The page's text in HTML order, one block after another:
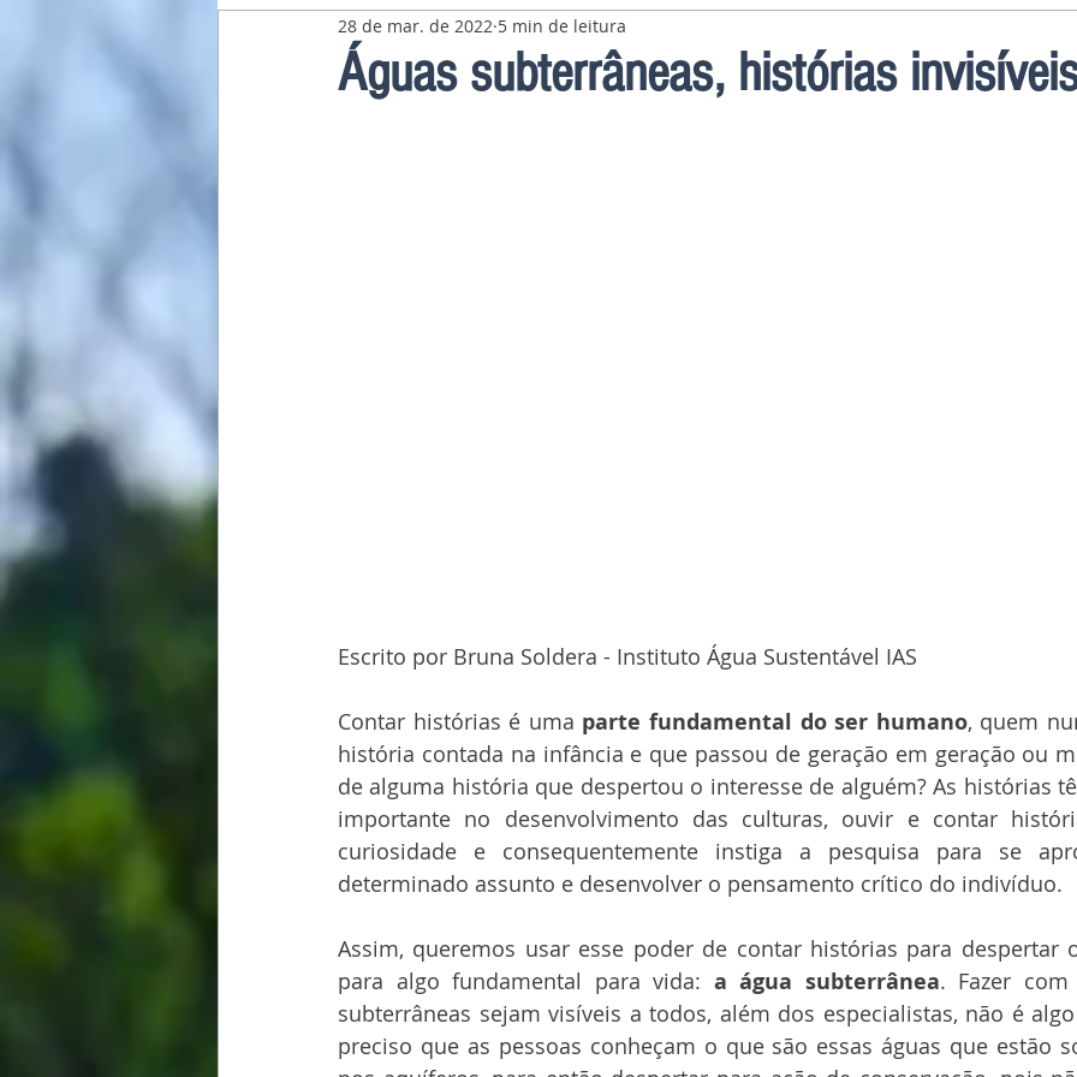
Pavilhão Latino-Americano
Águas subterrâneas, histórias
28 de mar. de 2022 5 min de leitura
Escrito por Bruna Soldera - Instituto Água Sustentável IAS
Contar histórias é uma parte fundamental do ser humano, quem
história contada na infância e que passou de geração em geração ou
de alguma história que despertou o interesse de alguém? As histórias
importante no desenvolvimento das culturas, ouvir e contar
curiosidade e consequentemente instiga a pesquisa para se
determinado assunto e desenvolver o pensamento crítico do indivíduo.
Assim, queremos usar esse poder de contar histórias para despertar
para algo fundamental para vida: a água subterrânea. Fazer
subterrâneas sejam visíveis a todos, além dos especialistas, não é
preciso que as pessoas conheçam o que são essas águas que estão